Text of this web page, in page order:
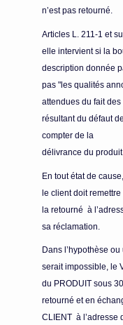
n’est pas retourné.
Articles L. 211-1 et
elle intervient si la
description donnée
pas "les qualités
attendues du fait des
résultant du défaut
compter de la
délivrance du
En tout état de
le client doit
la retourné à
sa réclamation.
Dans l’hypothèse
serait impossible, le
du PRODUIT sous
retourné et en
CLIENT à l’adresse